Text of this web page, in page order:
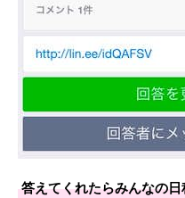
答えてくれたらみんなの